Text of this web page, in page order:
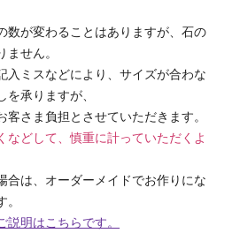
数が変わることはありますが、石の
ません。
入ミスなどにより、サイズが合わな
承りますが、
客さま負担とさせていただきます。
などして、慎重に計っていただくよ
合は、オーダーメイドでお作りにな
説明はこちらです。